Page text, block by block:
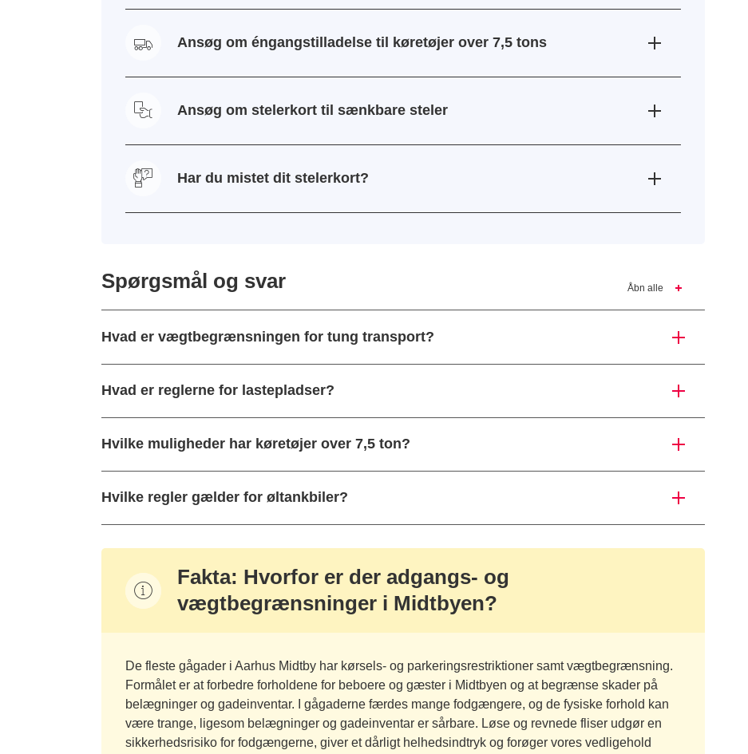
Ansøg om éngangstilladelse til køretøjer over 7,5 tons
Ansøg om stelerkort til sænkbare steler
Har du mistet dit stelerkort?
Spørgsmål og svar Åbn alle
Hvad er vægtbegrænsningen for tung transport?
Hvad er reglerne for lastepladser?
Hvilke muligheder har køretøjer over 7,5 ton?
Hvilke regler gælder for øltankbiler?
Fakta: Hvorfor er der adgangs- og
vægtbegrænsninger i Midtbyen?
De fleste gågader i Aarhus Midtby har kørsels- og parkeringsrestriktioner samt vægtbegrænsning.
Formålet er at forbedre forholdene for beboere og gæster i Midtbyen og at begrænse skader på
belægninger og gadeinventar. I gågaderne færdes mange fodgængere, og de fysiske forhold kan
være trange, ligesom belægninger og gadeinventar er sårbare. Løse og revnede fliser udgør en
sikkerhedsrisiko for fodgængerne, giver et dårligt helhedsindtryk og forøger vores vedligehold